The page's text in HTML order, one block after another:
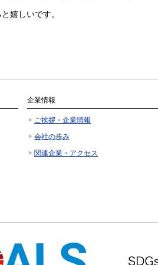
嬉しいです。
企業情報
ご挨拶・企業情報
会社の歩み
関連企業・アクセス